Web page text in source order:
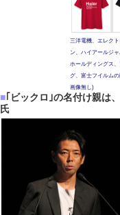
三洋電機、エレク
ン、ハイアールジ
ホールディングス
グ、富士フイルム
画像無し)
■ ｢ビックロ｣の名付け親は
氏